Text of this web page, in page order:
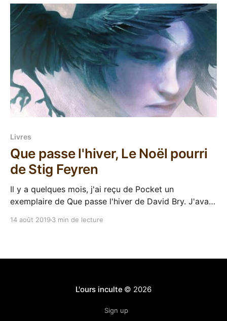
Livres
Que passe l'hiver, Le Noël pourri
de Stig Feyren
Il y a quelques mois, j'ai reçu de Pocket un
exemplaire de Que passe l'hiver de David Bry. J'avais
14 août 2019 3 min de lecture
L'ours inculte © 2026
Sign up